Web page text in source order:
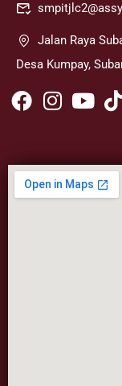
Jalan Raya
Desa Kumpay,